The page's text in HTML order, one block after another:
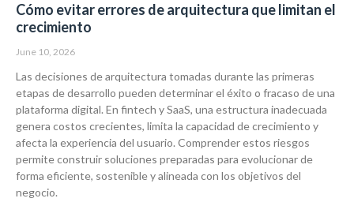
Cómo evitar errores de arquitectura que limitan el
crecimiento
June 10, 2026
Las decisiones de arquitectura tomadas durante las primeras
etapas de desarrollo pueden determinar el éxito o fracaso de una
plataforma digital. En fintech y SaaS, una estructura inadecuada
genera costos crecientes, limita la capacidad de crecimiento y
afecta la experiencia del usuario. Comprender estos riesgos
permite construir soluciones preparadas para evolucionar de
forma eficiente, sostenible y alineada con los objetivos del
negocio.